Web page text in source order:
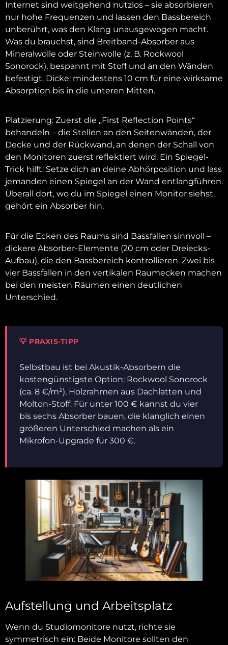
Internet sind weitgehend nutzlos – sie absorbieren
nur hohe Frequenzen und lassen den Bassbereich
unberührt, was den Klang unausgewogen macht.
Was du brauchst, sind Breitband-Absorber aus
Mineralwolle oder Steinwolle (z. B. Rockwool
Sonorock), bespannt mit Stoff und an den Wänden
befestigt. Dicke: mindestens 10 cm für eine wirksame
Absorption bis in die unteren Mitten.
Platzierung: Zuerst die „First Reflection Points“
behandeln – die Stellen an den Seitenwänden, der
Decke und der Rückwand, an denen der Schall von
den Monitoren zuerst reflektiert wird. Ein Spiegel-
Trick hilft: Setze dich an deine Abhörposition und lass
jemanden einen Spiegel an der Wand entlangführen.
Überall dort, wo du im Spiegel einen Monitor siehst,
gehört ein Absorber hin.
Für die Ecken des Raums sind Bassfallen sinnvoll –
dickere Absorber-Elemente (20 cm oder Dreiecks-
Aufbau), die den Bassbereich kontrollieren. Zwei bis
vier Bassfallen in den vertikalen Raumecken machen
bei den meisten Räumen einen deutlichen
Unterschied.
💡 PRAXIS-TIPP
Selbstbau ist bei Akustik-Absorbern die
kostengünstigste Option: Rockwool Sonorock
(ca. 8 €/m²), Holzrahmen aus Dachlatten und
Molton-Stoff. Für unter 100 € kannst du vier
bis sechs Absorber bauen, die klanglich einen
größeren Unterschied machen als ein
Mikrofon-Upgrade für 300 €.
Aufstellung und Arbeitsplatz
Wenn du Studiomonitore nutzt, richte sie
symmetrisch ein: Beide Monitore sollten den